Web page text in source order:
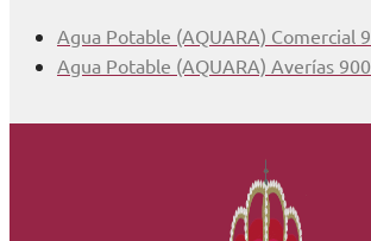
Agua Potable (AQUARA) Comercial
Agua Potable (AQUARA) Averías